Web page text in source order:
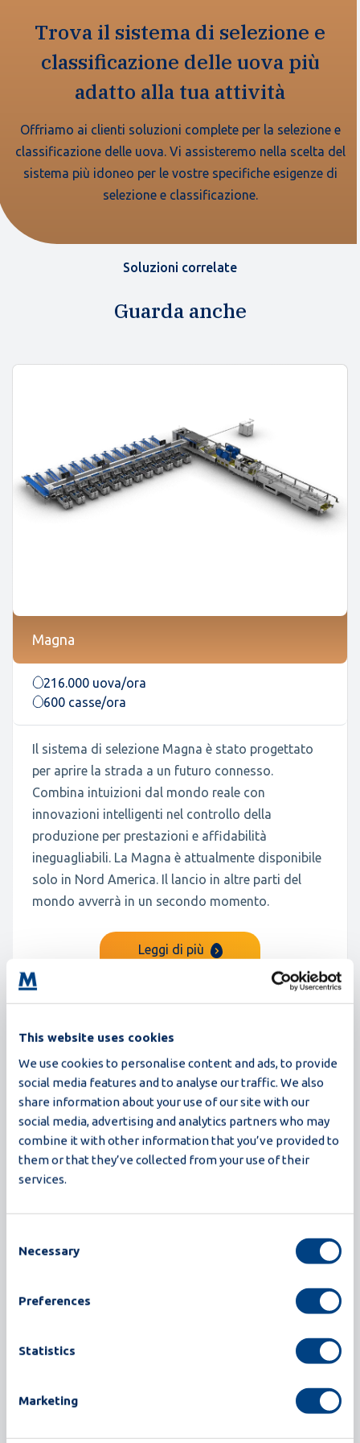
This website uses cookies
We use cookies to personalise content and ads, to provide
social media features and to analyse our traffic. We also
share information about your use of our site with our
social media, advertising and analytics partners who may
combine it with other information that you’ve provided to
them or that they’ve collected from your use of their
services.
Selection
Necessary
Preferences
Statistics
Marketing
Trova il sistema di selezione e
classificazione delle uova più
adatto alla tua attività
Offriamo ai clienti soluzioni complete per la selezione e
classificazione delle uova. Vi assisteremo nella scelta del
sistema più idoneo per le vostre specifiche esigenze di
selezione e classificazione.
Soluzioni correlate
Guarda anche
Magna
216.000 uova/ora
600 casse/ora
Il sistema di selezione Magna è stato progettato
per aprire la strada a un futuro connesso.
Combina intuizioni dal mondo reale con
innovazioni intelligenti nel controllo della
produzione per prestazioni e affidabilità
ineguagliabili. La Magna è attualmente disponibile
solo in Nord America. Il lancio in altre parti del
mondo avverrà in un secondo momento.
Leggi di più
Proxima
235.000 uova/ora
La serie di sgusciatrici Proxima stabilisce un nuovo
sulle solide basi delle sgusciatrici Synchro,
igiene e un funzionamento più intelligente, il tutto